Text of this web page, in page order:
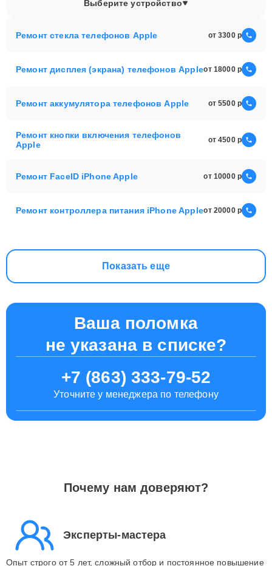
Выберите устройство
Ремонт стекла телефонов Apple от 3300
Ремонт дисплея (экрана) телефонов Appleот 18000
Ремонт аккумулятора телефонов Apple от 5500
Ремонт кнопки включения телефонов
Apple
от 4500
Ремонт FaceID iPhone Apple от 10000
Ремонт контроллера питания iPhone Appleот 20000
Показать еще
Ваша поломка
не указана в списке?
+7 (863) 333-79-52
Уточните у менеджера по телефону
Почему нам доверяют?
Эксперты-мастера
Опыт строго от 5 лет, сложный отбор и постоянное повышение